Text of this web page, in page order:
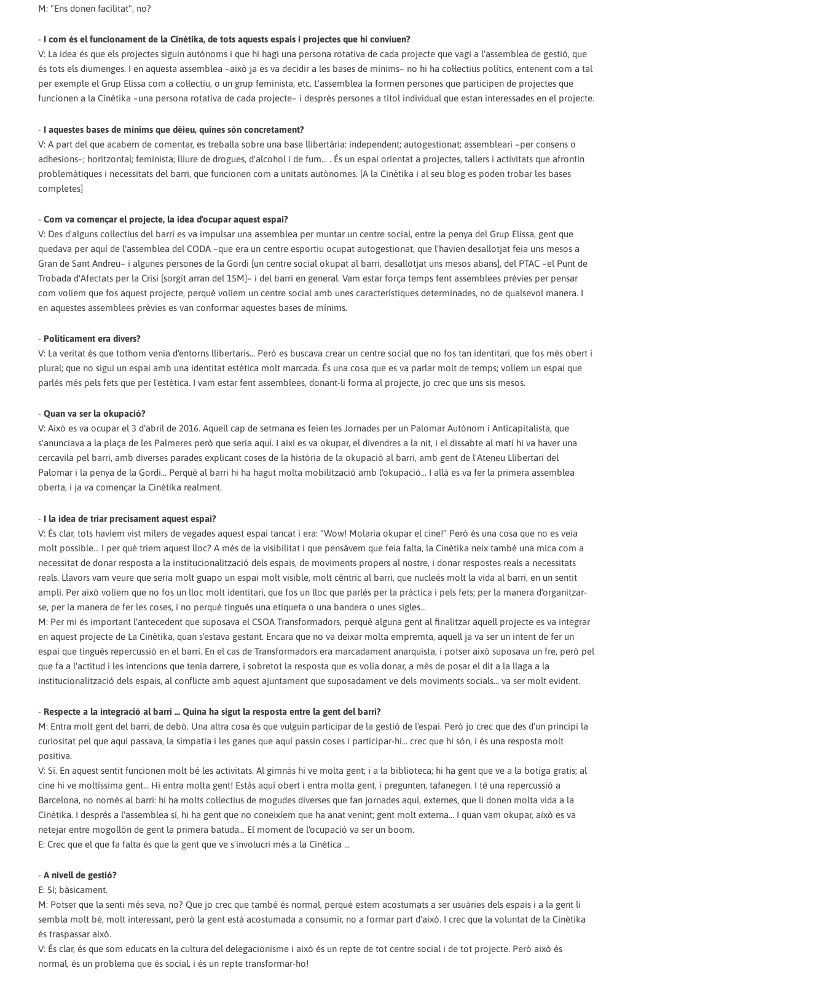
M: "Ens donen facilitat", no?
- I com és el funcionament de la Cinètika, de tots aquests espais i projectes que hi conviuen?
V: La idea és que els projectes siguin autònoms i que hi hagi una persona rotativa de cada projecte que vagi a l'assemblea de gestió, que
és tots els diumenges. I en aquesta assemblea –això ja es va decidir a les bases de mínims– no hi ha col·lectius polítics, entenent com a tal
per exemple el Grup Elissa com a col·lectiu, o un grup feminista, etc. L'assemblea la formen persones que participen de projectes que
funcionen a la Cinètika –una persona rotativa de cada projecte– i després persones a títol individual que estan interessades en el projecte.
- I aquestes bases de mínims que dèieu, quines són concretament?
V: A part del que acabem de comentar, es treballa sobre una base llibertària: independent; autogestionat; assembleari –per consens o
adhesions–; horitzontal; feminista; lliure de drogues, d'alcohol i de fum... . És un espai orientat a projectes, tallers i activitats que afrontin
problemàtiques i necessitats del barri, que funcionen com a unitats autònomes. [A la Cinètika i al seu blog es poden trobar les bases
completes]
- Com va començar el projecte, la idea d'ocupar aquest espai?
V: Des d'alguns col·lectius del barri es va impulsar una assemblea per muntar un centre social, entre la penya del Grup Elissa, gent que
quedava per aquí de l'assemblea del CODA –que era un centre esportiu ocupat autogestionat, que l'havien desallotjat feia uns mesos a
Gran de Sant Andreu– i algunes persones de la Gordi [un centre social okupat al barri, desallotjat uns mesos abans], del PTAC –el Punt de
Trobada d'Afectats per la Crisi [sorgit arran del 15M]– i del barri en general. Vam estar força temps fent assemblees prèvies per pensar
com volíem que fos aquest projecte, perquè volíem un centre social amb unes característiques determinades, no de qualsevol manera. I
en aquestes assemblees prèvies es van conformar aquestes bases de mínims.
- Políticament era divers?
V: La veritat és que tothom venia d'entorns llibertaris... Però es buscava crear un centre social que no fos tan identitari, que fos més obert i
plural; que no sigui un espai amb una identitat estètica molt marcada. És una cosa que es va parlar molt de temps; volíem un espai que
parlés més pels fets que per l'estètica. I vam estar fent assemblees, donant-li forma al projecte, jo crec que uns sis mesos.
- Quan va ser la okupació?
V: Això es va ocupar el 3 d'abril de 2016. Aquell cap de setmana es feien les Jornades per un Palomar Autònom i Anticapitalista, que
s'anunciava a la plaça de les Palmeres però que seria aquí. I així es va okupar, el divendres a la nit, i el dissabte al matí hi va haver una
cercavila pel barri, amb diverses parades explicant coses de la història de la okupació al barri, amb gent de l'Ateneu Llibertari del
Palomar i la penya de la Gordi... Perquè al barri hi ha hagut molta mobilització amb l'okupació... I allà es va fer la primera assemblea
oberta, i ja va començar la Cinètika realment.
- I la idea de triar precisament aquest espai?
V: És clar, tots havíem vist milers de vegades aquest espai tancat i era: “Wow! Molaria okupar el cine!” Però és una cosa que no es veia
molt possible... I per què triem aquest lloc? A més de la visibilitat i que pensàvem que feia falta, la Cinètika neix també una mica com a
necessitat de donar resposta a la institucionalització dels espais, de moviments propers al nostre, i donar respostes reals a necessitats
reals. Llavors vam veure que seria molt guapo un espai molt visible, molt cèntric al barri, que nucleés molt la vida al barri, en un sentit
ampli. Per això volíem que no fos un lloc molt identitari, que fos un lloc que parlés per la pràctica i pels fets; per la manera d'organitzar-
se, per la manera de fer les coses, i no perquè tingués una etiqueta o una bandera o unes sigles...
M: Per mi és important l'antecedent que suposava el CSOA Transformadors, perquè alguna gent al finalitzar aquell projecte es va integrar
en aquest projecte de La Cinètika, quan s'estava gestant. Encara que no va deixar molta empremta, aquell ja va ser un intent de fer un
espai que tingués repercussió en el barri. En el cas de Transformadors era marcadament anarquista, i potser això suposava un fre, però pel
que fa a l'actitud i les intencions que tenia darrere, i sobretot la resposta que es volia donar, a més de posar el dit a la llaga a la
institucionalització dels espais, al conflicte amb aquest ajuntament que suposadament ve dels moviments socials... va ser molt evident.
- Respecte a la integració al barri ... Quina ha sigut la resposta entre la gent del barri?
M: Entra molt gent del barri, de debò. Una altra cosa és que vulguin participar de la gestió de l'espai. Però jo crec que des d'un principi la
curiositat pel que aquí passava, la simpatia i les ganes que aquí passin coses i participar-hi... crec que hi són, i és una resposta molt
positiva.
V: Sí. En aquest sentit funcionen molt bé les activitats. Al gimnàs hi ve molta gent; i a la biblioteca; hi ha gent que ve a la botiga gratis; al
cine hi ve moltíssima gent... Hi entra molta gent! Estàs aquí obert i entra molta gent, i pregunten, tafanegen. I té una repercussió a
Barcelona, no només al barri: hi ha molts col·lectius de mogudes diverses que fan jornades aquí, externes, que li donen molta vida a la
Cinètika. I després a l'assemblea sí, hi ha gent que no coneixíem que ha anat venint; gent molt externa... I quan vam okupar, això es va
netejar entre mogollón de gent la primera batuda... El moment de l'ocupació va ser un boom.
E: Crec que el que fa falta és que la gent que ve s'involucri més a la Cinètica ...
- A nivell de gestió?
E: Sí; bàsicament.
M: Potser que la senti més seva, no? Que jo crec que també és normal, perquè estem acostumats a ser usuàries dels espais i a la gent li
sembla molt bé, molt interessant, però la gent està acostumada a consumir, no a formar part d'això. I crec que la voluntat de la Cinètika
és traspassar això.
V: És clar, és que som educats en la cultura del delegacionisme i això és un repte de tot centre social i de tot projecte. Però això és
normal, és un problema que és social, i és un repte transformar-ho!